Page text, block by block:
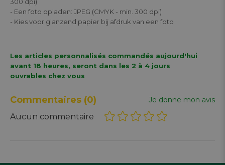
- Een foto opladen: JPEG (CMYK - min. 300 dpi)
- Kies voor glanzend papier bij afdruk van een foto
Les articles personnalisés commandés aujourd'hui
avant 18 heures, seront dans les 2 à 4 jours
ouvrables chez vous
Commentaires (0) Je donne mon avis
Aucun commentaire